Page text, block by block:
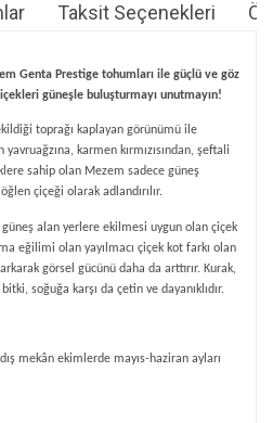
Taksit Seçenekleri
Genta Prestige tohumları ile güçlü ve göz
güneşle buluşturmayı unutmayın!
toprağı kaplayan görünümü ile
yavruağzına, karmen kırmızısından, şeftali
sahip olan Mezem sadece güneş
çiçeği olarak adlandırılır.
güneş alan yerlere ekilmesi uygun olan çiçek
eğilimi olan yayılmacı çiçek kot farkı olan
görsel gücünü daha da arttırır. Kurak,
soğuğa karşı da çetin ve dayanıklıdır.
mekân ekimlerde mayıs-haziran ayları